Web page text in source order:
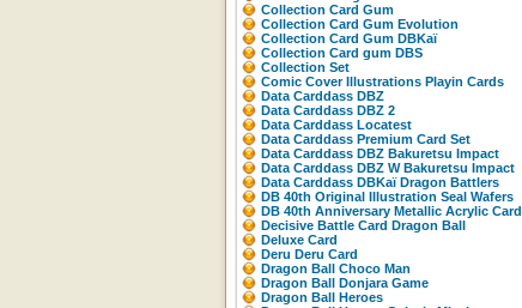
Collection Card Gum
Collection Card Gum Evolution
Collection Card Gum DBKaï
Collection Card gum DBS
Collection Set
Comic Cover Illustrations Playin Cards
Data Carddass DBZ
Data Carddass DBZ 2
Data Carddass Locatest
Data Carddass Premium Card Set
Data Carddass DBZ Bakuretsu Impact
Data Carddass DBZ W Bakuretsu Impact
Data Carddass DBKaï Dragon Battlers
DB 40th Original Illustration Seal Wafers
DB 40th Anniversary Metallic Acrylic Card
Decisive Battle Card Dragon Ball
Deluxe Card
Deru Deru Card
Dragon Ball Choco Man
Dragon Ball Donjara Game
Dragon Ball Heroes